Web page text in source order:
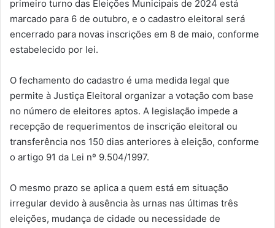
primeiro turno das Eleições Municipais de 2024 está
marcado para 6 de outubro, e o cadastro eleitoral será
encerrado para novas inscrições em 8 de maio, conforme
estabelecido por lei.
O fechamento do cadastro é uma medida legal que
permite à Justiça Eleitoral organizar a votação com base
no número de eleitores aptos. A legislação impede a
recepção de requerimentos de inscrição eleitoral ou
transferência nos 150 dias anteriores à eleição, conforme
o artigo 91 da Lei nº 9.504/1997.
O mesmo prazo se aplica a quem está em situação
irregular devido à ausência às urnas nas últimas três
eleições, mudança de cidade ou necessidade de